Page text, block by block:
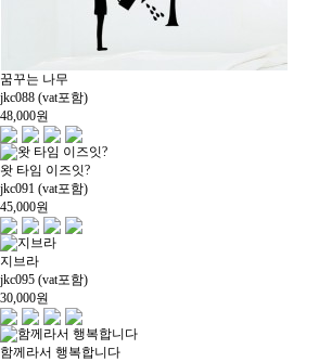
꿈꾸는 나무
jkc088 (vat포함)
48,000원
왓 타임 이즈잇?
jkc091 (vat포함)
45,000원
지브라
jkc095 (vat포함)
30,000원
함께라서 행복합니다